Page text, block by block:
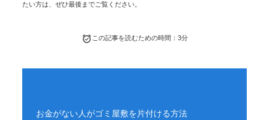
たい方は、ぜひ最後までご覧ください。
この記事を読むための時間：3分
お金がない人がゴミ屋敷を片付ける方法